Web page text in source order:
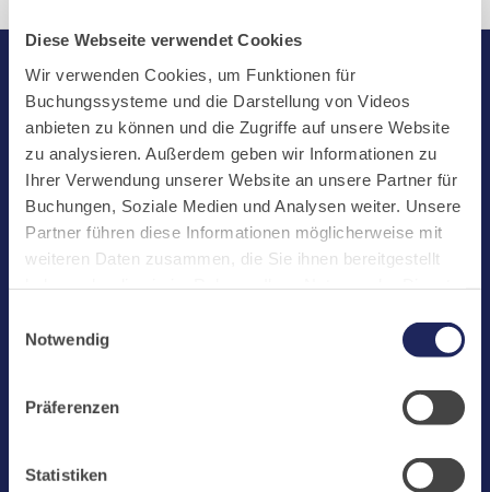
Diese Webseite verwendet Cookies
Wir verwenden Cookies, um Funktionen für
Buchungssysteme und die Darstellung von Videos
anbieten zu können und die Zugriffe auf unsere Website
zu analysieren. Außerdem geben wir Informationen zu
Ihrer Verwendung unserer Website an unsere Partner für
Buchungen, Soziale Medien und Analysen weiter. Unsere
Partner führen diese Informationen möglicherweise mit
weiteren Daten zusammen, die Sie ihnen bereitgestellt
challenges.cloudflare.com: Wir verwenden das online
Buchungssystem MEWS in unserem Hotel und unserem
übermittelt. Cookies von eu5.bookingkit.de: Wir
Buchungen von Bibliotheks- und Klosterführungen. Um
Notwendig
Präferenzen
Statistiken
Start
Aktuelles
Kloster
Klosterbetriebe
Spenden
Laacher See
Jobs